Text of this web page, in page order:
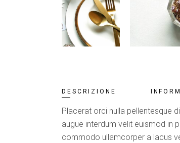
DESCRIZIONE
Placerat orci nulla pellentesque
augue interdum velit euismod in
commodo ullamcorper a lacus